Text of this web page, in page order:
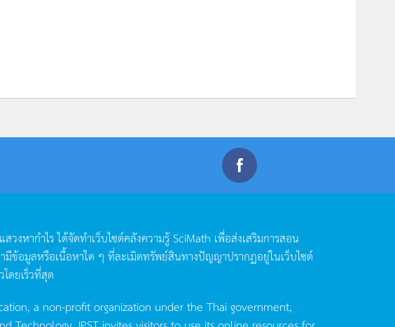
วงหากำไรได้จัดทำเว็บไซต์คลังความรู้SciMath เพื่อส่งเสริมการสอน
ข้อมูลหรือเนื้อหาใด ๆ ที่ละเมิดทรัพย์สินทางปัญญาปรากฏอยู่ในเว็บไซต์
ดยเร็วที่สุด
a non-profit organization under the Thai government,